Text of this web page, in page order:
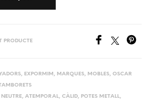
PRODUCTE
, EXPORMIM , MARQUES, MOBLES, OSCAR
, ATEMPORAL, CÀLID, POTES METALL,